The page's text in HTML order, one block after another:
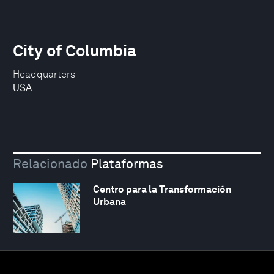
Headquarters
USA
City of Columbia
Relacionado Plataformas
Centro para la Transformación
Urbana